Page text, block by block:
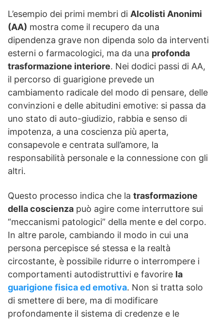
L’esempio dei primi membri di Alcolisti Anonimi
(AA) mostra come il recupero da una
dipendenza grave non dipenda solo da interventi
esterni o farmacologici, ma da una profonda
trasformazione interiore. Nei dodici passi di AA,
il percorso di guarigione prevede un
cambiamento radicale del modo di pensare, delle
convinzioni e delle abitudini emotive: si passa da
uno stato di auto-giudizio, rabbia e senso di
impotenza, a una coscienza più aperta,
consapevole e centrata sull’amore, la
responsabilità personale e la connessione con gli
altri.
Questo processo indica che la trasformazione
della coscienza può agire come interruttore sui
“meccanismi patologici” della mente e del corpo.
In altre parole, cambiando il modo in cui una
persona percepisce sé stessa e la realtà
circostante, è possibile ridurre o interrompere i
comportamenti autodistruttivi e favorire la
guarigione fisica ed emotiva. Non si tratta solo
di smettere di bere, ma di modificare
profondamente il sistema di credenze e le